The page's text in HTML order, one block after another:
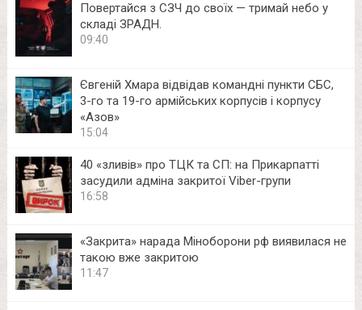
Повертайся з СЗЧ до своїх — тримай небо у
складі ЗРАДН.
09:40
Євгеній Хмара відвідав командні пункти СБС,
3-го та 19-го армійських корпусів і корпусу
«Азов»
15:04
40 «зливів» про ТЦК та СП: на Прикарпатті
засудили адміна закритої Viber-групи
16:58
«Закрита» нарада Міноборони рф виявилася не
такою вже закритою
11:47